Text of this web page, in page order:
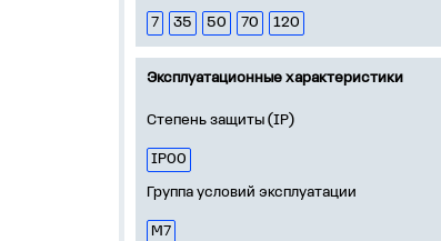
7 35 50 70 120
Эксплуатационные характеристики
Степень защиты (IP)
IP00
Группа условий эксплуатации
М7